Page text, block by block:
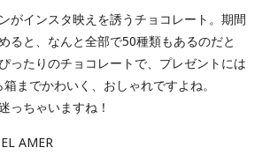
がインスタ映えを誘うチョコレート。期間
ると、なんと全部で50種類もあるのだと
ったりのチョコレートで、プレゼントには
までかわいく、おしゃれですよね。
っちゃいますね！
AMER